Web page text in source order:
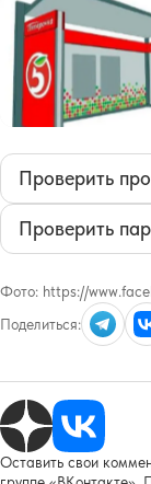
Проверить
Проверить
Фото: https://
Поделиться:
Оставить свои